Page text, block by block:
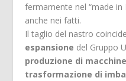
fermamente nel “made
anche nei fatti.
Il taglio del nastro
espansione del Gruppo
produzione di
trasformazione di